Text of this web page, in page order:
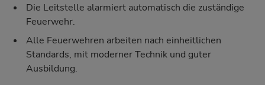
Die Leitstelle alarmiert automatisch die zuständige
Feuerwehr.
Alle Feuerwehren arbeiten nach einheitlichen
Standards, mit moderner Technik und guter
Ausbildung.